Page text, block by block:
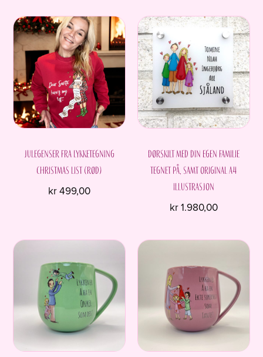
produktet
har
flere
varianter.
Alternativene
kan
velges
på
produktet
flere
varianter.
Alternativene
kan
velges
på
Julegenser fra Lykketegning
Christmas list (rød)
kr499,00
har
varianter.
Alternativene
kan
velges
på
produktsiden
Dørskilt med din egen familie
tegnet på, samt original A4
illustrasjon
kr1.980,00